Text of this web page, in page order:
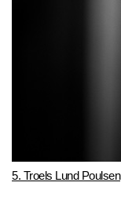
5. Troels Lund Poulsen